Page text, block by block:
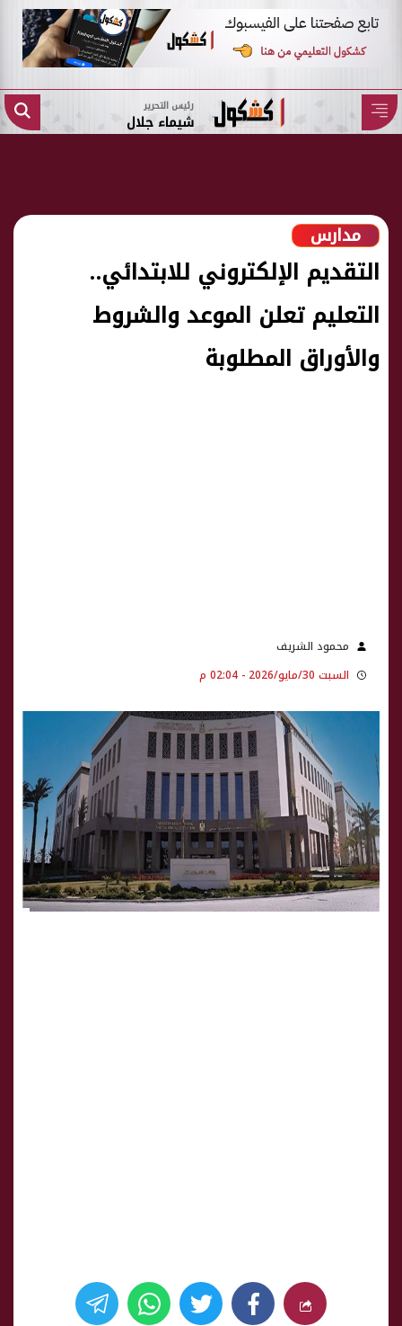
رئيس التحرير
شيماء جلال
مدارس
التقديم الإلكتروني للابتدائي..
التعليم تعلن الموعد والشروط
والأوراق المطلوبة
محمود الشريف
السبت 30/مايو/2026 - 02:04 م